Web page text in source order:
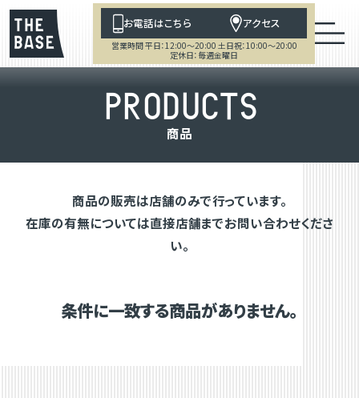
お電話はこちら アクセス
営業時間 平日：12:00～20:00 土日祝：10:00～20:00
定休日：毎週金曜日
PRODUCTS
商品
商品の販売は店舗のみで行っています。
在庫の有無については直接店舗までお問い合わせくださ
い。
条件に一致する商品がありません。